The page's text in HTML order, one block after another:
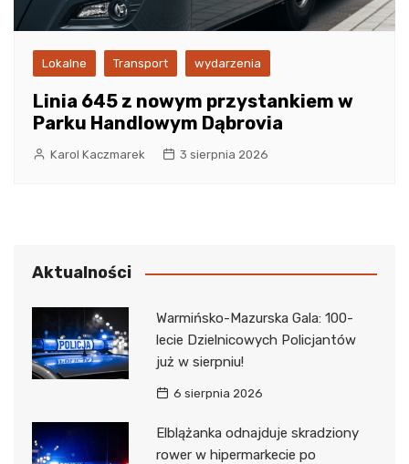
Lokalne Transport wydarzenia
Linia 645 z nowym przystankiem w
Parku Handlowym Dąbrovia
Karol Kaczmarek 3 sierpnia 2026
Aktualności
Warmińsko-Mazurska Gala: 100-
lecie Dzielnicowych Policjantów
już w sierpniu!
6 sierpnia 2026
Elblążanka odnajduje skradziony
rower w hipermarkecie po